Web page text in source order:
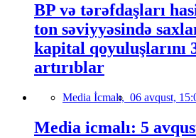
BP və tərəfdaşları
ton səviyyəsində
kapital qoyuluşlarını
artırıblar
Media İcmalı, 06 avqust,
Media icmalı: 5